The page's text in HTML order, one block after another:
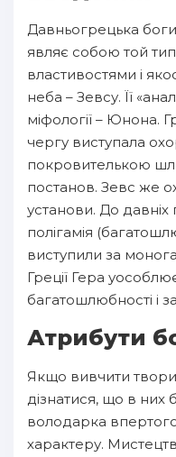
Давньогрецька
являє собою той
властивостями і
неба – Зевсу. Її
міфології – Юнона.
чергу виступала
покровителькою
постанов. Зевс же
установи. До
полігамія
виступили за
Греції Гера
багатошлюбності і
Атрибути
Якщо вивчити
дізнатися, що в них
володарка
характеру.